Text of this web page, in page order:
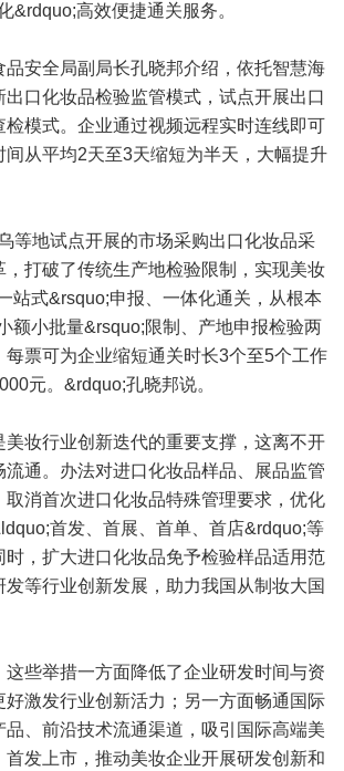
&rdquo;高效便捷通关服务。
品安全局副局长孔晓邦介绍，依托智慧海
出口化妆品检验监管模式，试点开展出口
检模式。企业通过视频远程实时连线即可
间从平均2天至3天缩短为半天，大幅提升
等地试点开展的市场采购出口化妆品采
，打破了传统生产地检验限制，实现美妆
站式&rsquo;申报、一体化通关，从根本
额小批量&rsquo;限制、产地申报检验两
每票可为企业缩短通关时长3个至5个工作
元。&rdquo;孔晓邦说。
美妆行业创新迭代的重要支撑，这离不开
流通。办法对进口化妆品样品、展品监管
取消首次进口化妆品特殊管理要求，优化
首发、首展、首单、首店&rdquo;等
时，扩大进口化妆品免予检验样品适用范
发等行业创新发展，助力我国从制妆大国
这些举措一方面降低了企业研发时间与资
好激发行业创新活力；另一方面畅通国际
品、前沿技术流通渠道，吸引国际高端美
首发上市，推动美妆企业开展研发创新和